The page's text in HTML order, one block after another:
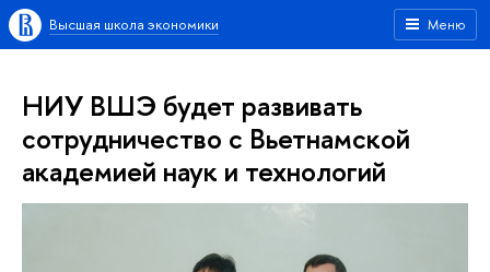
Меню
Высшая школа экономики
НИУ ВШЭ будет развивать
сотрудничество с Вьетнамской
академией наук и технологий